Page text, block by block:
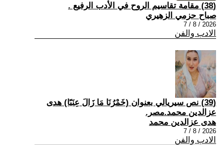
(38) مقامة تقاسيم الروح في الأدب الرفيع .
صباح حزمي الزهيري
2026 / 8 / 7
الادب والفن
(39) نص سيريالي بعنوان (خَمْرُنَا مَا زَالَ عِنَبًا) هدى
عزالدين محمد.مصر.
هدى عزالدين محمد
2026 / 8 / 7
الادب والفن